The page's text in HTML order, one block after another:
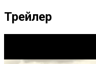
Трейлер